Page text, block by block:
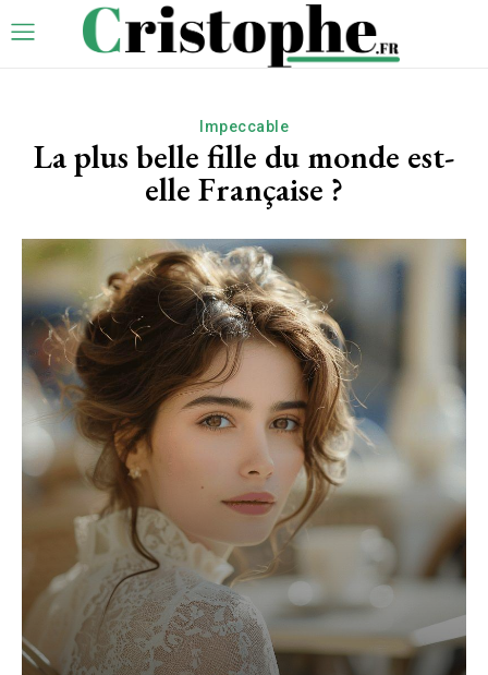
Impeccable
La plus belle fille du monde est-
elle Française ?